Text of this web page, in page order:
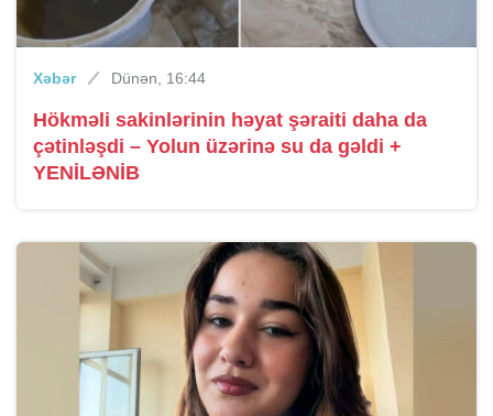
Xəbər Dünən, 16:44
Hökməli sakinlərinin həyat şəraiti daha da
çətinləşdi – Yolun üzərinə su da gəldi +
YENİLƏNİB